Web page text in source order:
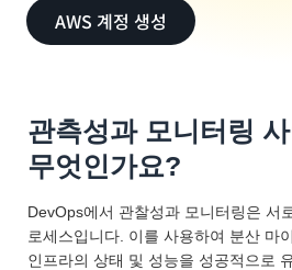
AWS 계정 생성
관측성과 모니터링
무엇인가요?
DevOps에서 관찰성과 모니터링은 서
로세스입니다. 이를 사용하여 분산 마
인프라의 상태 및 성능을 성공적으로